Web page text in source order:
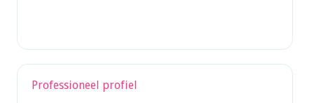
Professioneel profiel